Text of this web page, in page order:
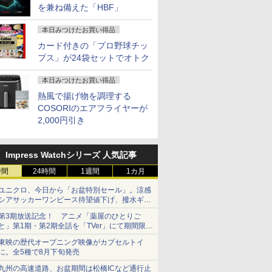
を兼ね備えた「HBF」
本日みつけたお買い得品
カード付きの「プロ野球チッ
プス」が24袋セットでオトク
本日みつけたお買い得品
熱風で揚げ物を調理する
COSORIのエアフライヤーが
2,000円引き
Impress Watchシリーズ 人気記事
24時間 1週間 1カ月
ニクロ、今日から「お盆特別セール」。涼感
アサッカーワンピース待望値下げ、撥水ギア
ョーツは1990円に
3期放送記念！ アニメ「薬屋のひとりご
」第1期・第2期全話を「TVer」にて期間限定
順次無料配信開始
映の歴代オープニング映像がカプセルトイ
。全5種で8月下旬発売
州の高速道路、お盆期間は松橋ICなど通行止